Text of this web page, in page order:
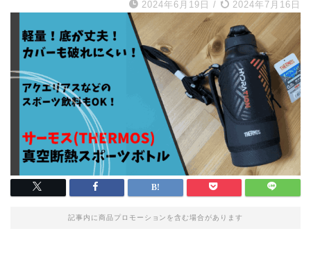
2024年6月19日 / 2024年7月16日
記事内に商品プロモーションを含む場合があります